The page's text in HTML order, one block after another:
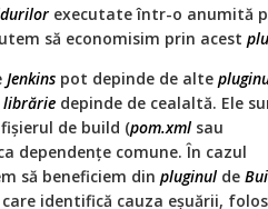
executate într-o anumită
să economisim prin acest
Jenkins pot depinde de alte
librărie depinde de cealaltă. Ele
de build (pom.xml sau
dependențe comune. În cazul
să beneficiem din pluginul de
care identifică cauza eșuării,